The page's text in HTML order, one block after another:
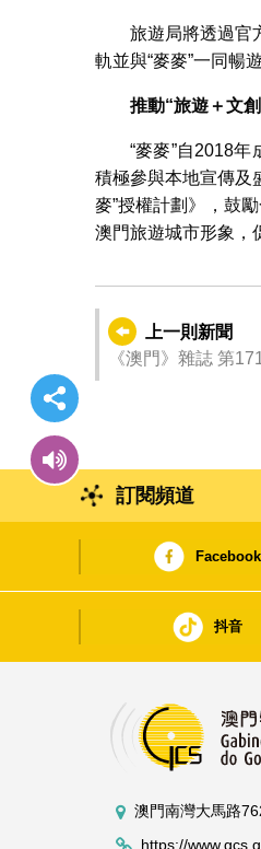
旅遊局將透過官
軌並與“麥麥”一同暢
推動“旅遊＋文創
“麥麥”自2018
積極參與本地宣傳及
麥”授權計劃》，鼓
澳門旅遊城市形象，
上一則新聞
《澳門》雜誌 第
訂閱頻道
Facebook
抖音
澳門南灣大馬路
https://